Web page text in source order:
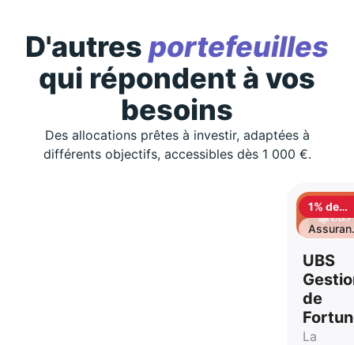
D'autres portefeuilles
qui répondent à vos
besoins
Des allocations prêtes à investir, adaptées à
différents objectifs, accessibles dès 1 000 €.
1% de
UBS
de
La